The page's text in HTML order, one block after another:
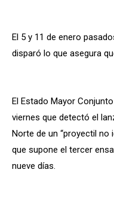
El 5 y 11 de enero
disparó lo que asegura
El Estado Mayor
viernes que detectó el
Norte de un “proyectil no
que supone el tercer
nueve días.